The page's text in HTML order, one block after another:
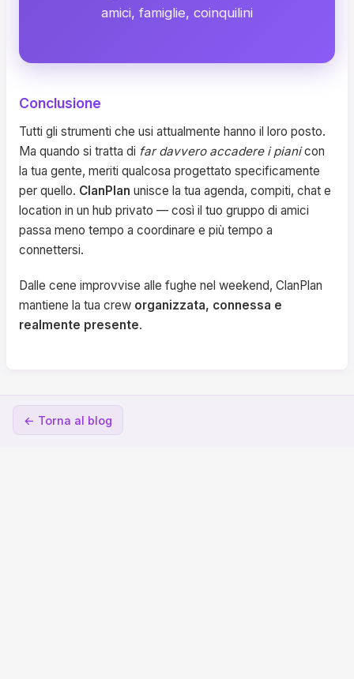
amici, famiglie, coinquilini
Conclusione
Tutti gli strumenti che usi attualmente hanno il loro posto.
Ma quando si tratta di far davvero accadere i pianicon
la tua gente, meriti qualcosa progettato specificamente
per quello. ClanPlan unisce la tua agenda, compiti, chat e
location in un hub privato — così il tuo gruppo di amici
passa meno tempo a coordinare e più tempo a
connettersi.
Dalle cene improvvise alle fughe nel weekend, ClanPlan
mantiene la tua crew organizzata, connessa e
realmente presente.
← Torna al blog